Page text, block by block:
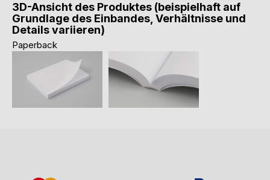
3D-Ansicht des Produktes (beispielhaft auf
Grundlage des Einbandes, Verhältnisse und
Details variieren)
Paperback